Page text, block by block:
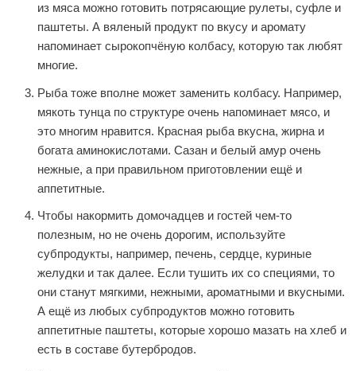
из мяса можно готовить потрясающие рулеты, суфле и
паштеты. А вяленый продукт по вкусу и аромату
напоминает сырокопчёную колбасу, которую так любят
многие.
Рыба тоже вполне может заменить колбасу. Например,
мякоть тунца по структуре очень напоминает мясо, и
это многим нравится. Красная рыба вкусна, жирна и
богата аминокислотами. Сазан и белый амур очень
нежные, а при правильном приготовлении ещё и
аппетитные.
Чтобы накормить домочадцев и гостей чем-то
полезным, но не очень дорогим, используйте
субпродукты, например, печень, сердце, куриные
желудки и так далее. Если тушить их со специями, то
они станут мягкими, нежными, ароматными и вкусными.
А ещё из любых субпродуктов можно готовить
аппетитные паштеты, которые хорошо мазать на хлеб и
есть в составе бутербродов.